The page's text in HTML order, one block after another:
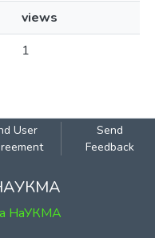
views
1
User
Send
Feedback
НаУКМА